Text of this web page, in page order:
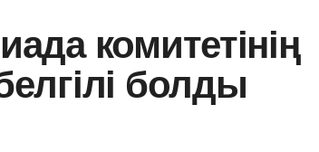
комитетінің
болды